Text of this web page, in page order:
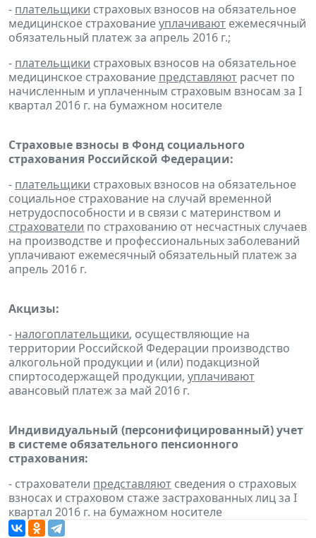
- плательщики страховых взносов на обязательное
медицинское страхованиеуплачивают ежемесячный
обязательный платеж за апрель 2016 г.;
- плательщики страховых взносов на обязательное
медицинское страхование представляют расчет по
начисленным и уплаченным страховым взносам за I
квартал 2016 г. на бумажном носителе
Страховые взносы в Фонд социального
страхования Российской Федерации:
- плательщики страховых взносов на обязательное
социальное страхование на случай временной
нетрудоспособности и в связи с материнством и
страхователи по страхованию от несчастных случаев
на производстве и профессиональных заболеваний
уплачивают ежемесячный обязательный платеж за
апрель 2016 г.
Акцизы:
- налогоплательщики, осуществляющие на
территории Российской Федерации производство
алкогольной продукции и (или) подакцизной
спиртосодержащей продукции, уплачивают
авансовый платеж за май 2016 г.
Индивидуальный (персонифицированный) учет
в системе обязательного пенсионного
страхования:
- страхователи представляют сведения о страховых
взносах и страховом стаже застрахованных лиц за I
квартал 2016 г. на бумажном носителе